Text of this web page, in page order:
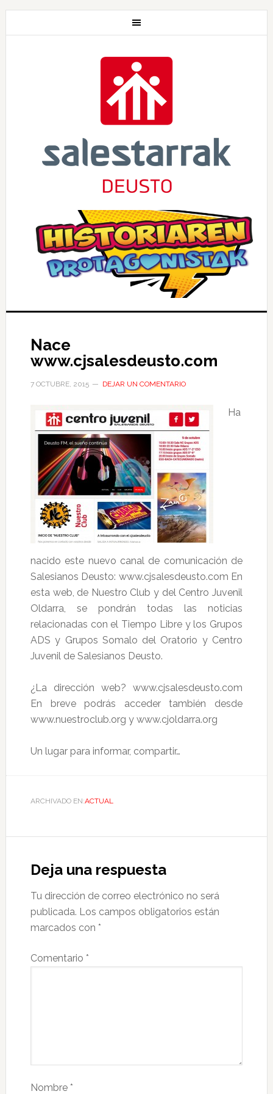
Nace
www.cjsalesdeusto.com
7 OCTUBRE, 2015 DEJAR UN COMENTARIO
Ha
nacido este nuevo canal de comunicación de
Salesianos Deusto: www.cjsalesdeusto.com En
esta web, de Nuestro Club y del Centro Juvenil
Oldarra, se pondrán todas las noticias
relacionadas con el Tiempo Libre y los Grupos
ADS y Grupos Somalo del Oratorio y Centro
Juvenil de Salesianos Deusto.
¿La dirección web? www.cjsalesdeusto.com
En breve podrás acceder también desde
www.nuestroclub.org y www.cjoldarra.org
Un lugar para informar, compartir…
ARCHIVADO EN:ACTUAL
Deja una respuesta
Tu dirección de correo electrónico no será
publicada. Los campos obligatorios están
marcados con *
Comentario *
Nombre *